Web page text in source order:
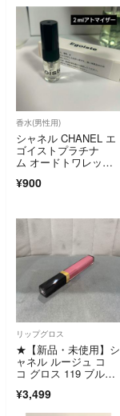
香水(男性用)
シャネル CHANEL エ
ゴイストプラチナ
ム オードトワレット
¥900
リップグロス
★【新品・未使用】シ
ャネル ルージュ コ
コ グロス 119 ブルジ
¥3,499